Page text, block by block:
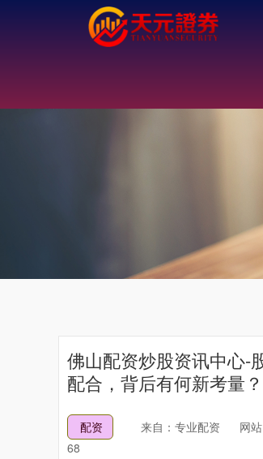
佛山配资炒股资讯中心-
配合，背后有何新考量？
配资 来自：专业配资 网
68